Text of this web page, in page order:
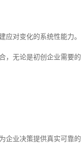
应对变化的系统性能力。
无论是初创企业需要
企业决策提供真实可靠的